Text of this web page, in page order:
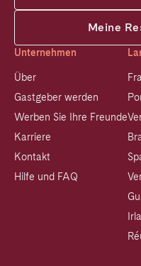
Meine
Unternehmen
Über
Gastgeber werden
Werben Sie Ihre Freunde
Karriere
Kontakt
Hilfe und FAQ